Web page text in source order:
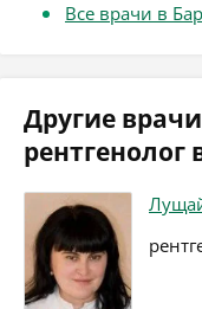
Все врачи в
Другие
рентгенолог